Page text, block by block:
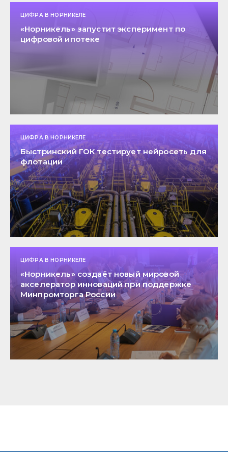
ЦИФРА В НОРНИКЕЛЕ
«Норникель» запустит эксперимент по
цифровой ипотеке
ЦИФРА В НОРНИКЕЛЕ
Быстринский ГОК тестирует нейросеть для
флотации
ЦИФРА В НОРНИКЕЛЕ
«Норникель» создаёт новый мировой
акселератор инноваций при поддержке
Минпромторга России